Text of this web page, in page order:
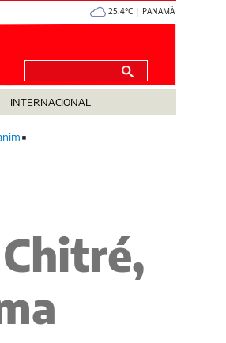
25.4°C | PANAMÁ
INTERNACIONAL